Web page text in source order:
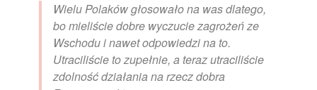
Wielu Polaków głosowało na was dlatego,
bo mieliście dobre wyczucie zagrożeń ze
Wschodu i nawet odpowiedzi na to.
Utraciliście to zupełnie, a teraz utraciliście
zdolność działania na rzecz dobra